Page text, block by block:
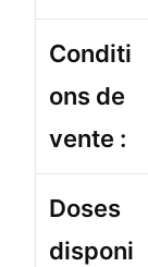
Conditi
ons de
vente :
Doses
disponi